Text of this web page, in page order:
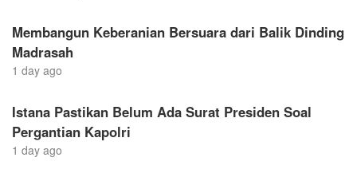
Membangun Keberanian Bersuara dari Balik Dinding
Madrasah
1 day ago
Istana Pastikan Belum Ada Surat Presiden Soal
Pergantian Kapolri
1 day ago